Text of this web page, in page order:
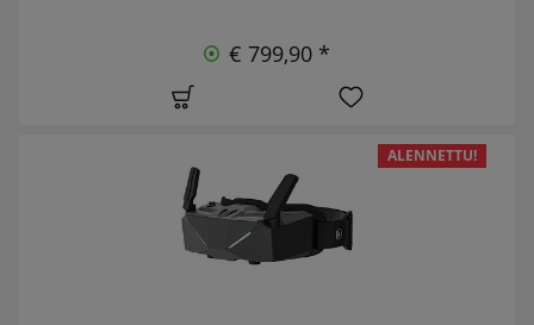
€ 799,90 *
ALENNETTU!